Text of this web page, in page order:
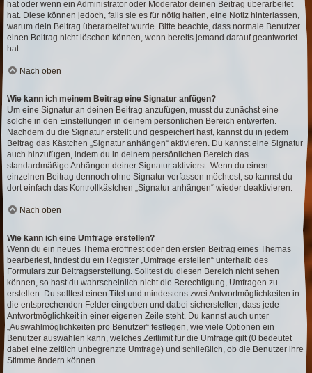
hat oder wenn ein Administrator oder Moderator deinen Beitrag überarbeitet
hat. Diese können jedoch, falls sie es für nötig halten, eine Notiz hinterlassen,
warum dein Beitrag überarbeitet wurde. Bitte beachte, dass normale Benutzer
einen Beitrag nicht löschen können, wenn bereits jemand darauf geantwortet
hat.
Nach oben
Wie kann ich meinem Beitrag eine Signatur anfügen?
Um eine Signatur an deinen Beitrag anzufügen, musst du zunächst eine
solche in den Einstellungen in deinem persönlichen Bereich entwerfen.
Nachdem du die Signatur erstellt und gespeichert hast, kannst du in jedem
Beitrag das Kästchen „Signatur anhängen“ aktivieren. Du kannst eine Signatur
auch hinzufügen, indem du in deinem persönlichen Bereich das
standardmäßige Anhängen deiner Signatur aktivierst. Wenn du einen
einzelnen Beitrag dennoch ohne Signatur verfassen möchtest, so kannst du
dort einfach das Kontrollkästchen „Signatur anhängen“ wieder deaktivieren.
Nach oben
Wie kann ich eine Umfrage erstellen?
Wenn du ein neues Thema eröffnest oder den ersten Beitrag eines Themas
bearbeitest, findest du ein Register „Umfrage erstellen“ unterhalb des
Formulars zur Beitragserstellung. Solltest du diesen Bereich nicht sehen
können, so hast du wahrscheinlich nicht die Berechtigung, Umfragen zu
erstellen. Du solltest einen Titel und mindestens zwei Antwortmöglichkeiten in
die entsprechenden Felder eingeben und dabei sicherstellen, dass jede
Antwortmöglichkeit in einer eigenen Zeile steht. Du kannst auch unter
„Auswahlmöglichkeiten pro Benutzer“ festlegen, wie viele Optionen ein
Benutzer auswählen kann, welches Zeitlimit für die Umfrage gilt (0 bedeutet
dabei eine zeitlich unbegrenzte Umfrage) und schließlich, ob die Benutzer ihre
Stimme ändern können.